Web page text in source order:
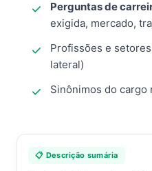
Perguntas de
exigida, mercado,
Profissões e
lateral)
Sinônimos do cargo
📋 Descrição sumária